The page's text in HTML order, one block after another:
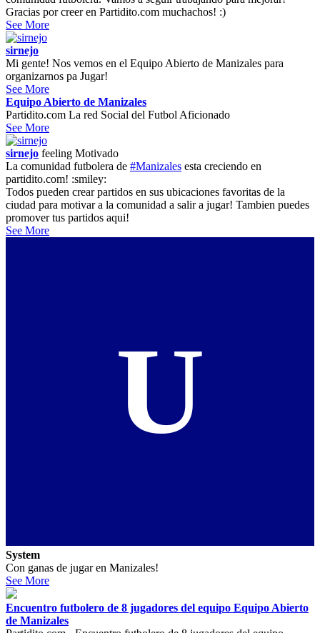
Gracias por creer en Partidito.com muchachos! :)
See More
sirnejo
Mi gente! Nos vemos en el Equipo Abierto de Manizales para
organizarnos pa Jugar!
See More
Equipo Abierto de Manizales
Partidito.com La red Social del Futbol Aficionado
See More
sirnejo feeling Motivado
La comunidad futbolera de #Manizales esta creciendo en
partidito.com! :smiley:
Todos pueden crear partidos en sus ubicaciones favoritas de la
ciudad para motivar a la comunidad a salir a jugar! Tambien puedes
promover tus partidos aqui!
See More
U
System
Con ganas de jugar en Manizales!
See More
Encuentro futbolero de 8 jugadores del equipo Equipo Abierto
de Manizales